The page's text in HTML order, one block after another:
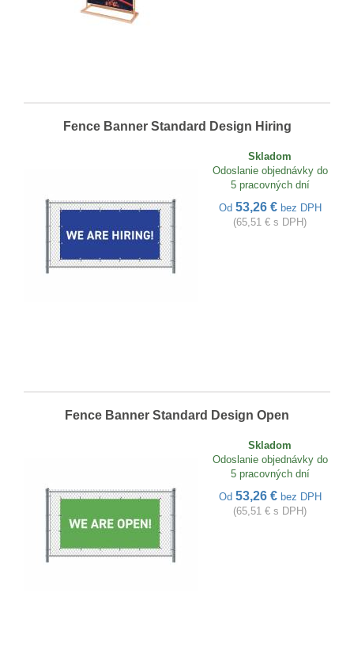
Fence Banner Standard Design Hiring
Skladom
Odoslanie objednávky do
5 pracovných dní
Od 53,26 € bez DPH
(65,51 € s DPH)
Fence Banner Standard Design Open
Skladom
Odoslanie objednávky do
5 pracovných dní
Od 53,26 € bez DPH
(65,51 € s DPH)